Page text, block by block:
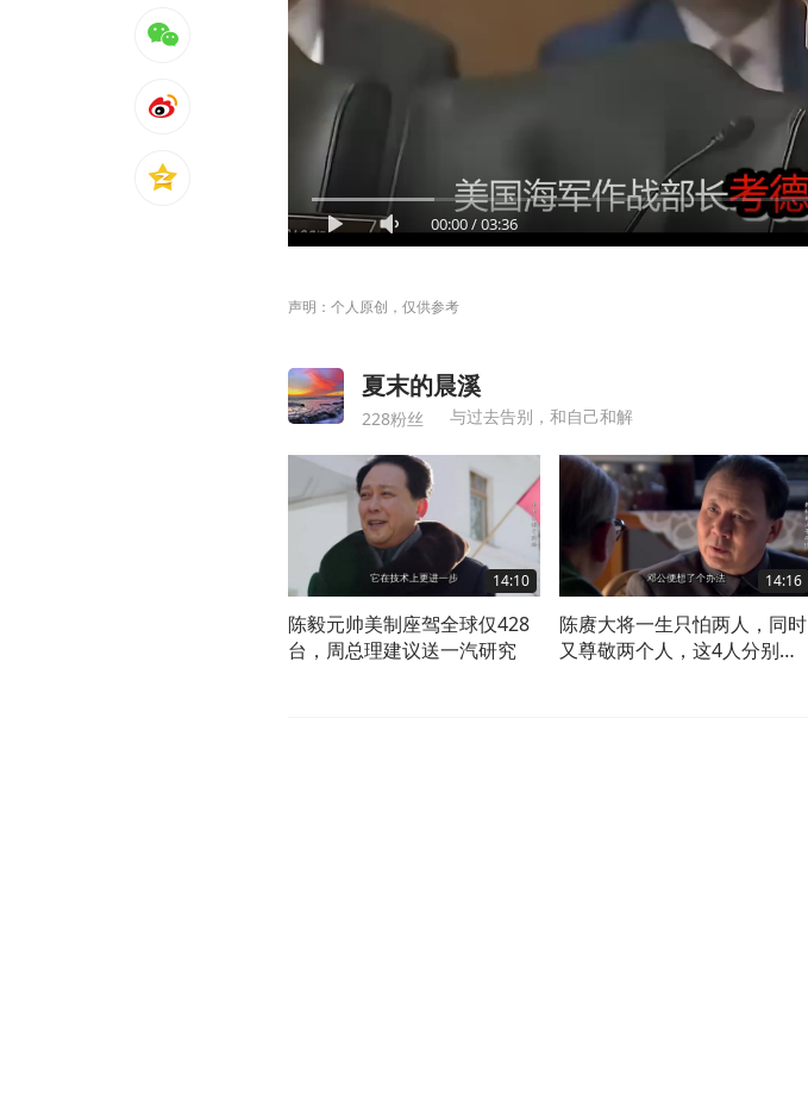
00:00/03:36
声明：个人原创，仅供参考
夏末的晨溪
228粉丝 与过去告别，和自己和解
14:10
陈毅元帅美制座驾全球仅428
台，周总理建议送一汽研究
14:16
陈赓大将一生只怕两人，同时
又尊敬两个人，这4人分别是